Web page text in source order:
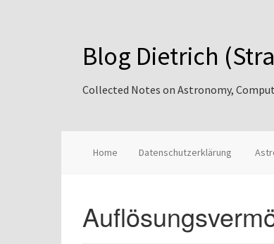
Blog Dietrich
Collected Notes on Astronomy,
Home Datenschutzerklärung